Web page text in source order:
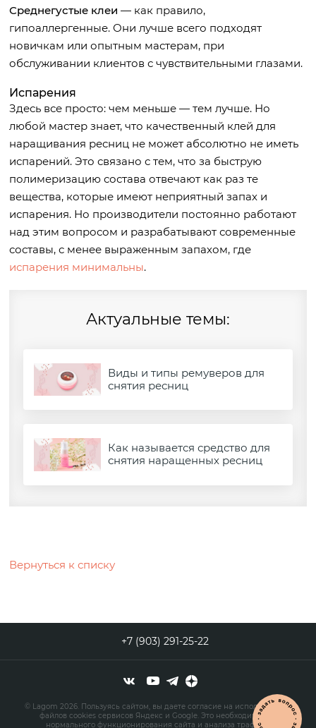
Среднегустые клеи — как правило,
гипоаллергенные. Они лучше всего подходят
новичкам или опытным мастерам, при
обслуживании клиентов с чувствительными глазами.
Испарения
Здесь все просто: чем меньше — тем лучше. Но
любой мастер знает, что качественный клей для
наращивания ресниц не может абсолютно не иметь
испарений. Это связано с тем, что за быструю
полимеризацию состава отвечают как раз те
вещества, которые имеют неприятный запах и
испарения. Но производители постоянно работают
над этим вопросом и разрабатывают современные
составы, с менее выраженным запахом, где
испарения минимальны.
Актуальные темы:
Виды и типы ремуверов для
снятия ресниц
Как называется средство для
снятия наращенных ресниц
Вернуться к списку
+7 (903) 291-25-22
© Lagom 2026. Пользуясь сайтом, вы даете согласие на использование
файлов cookies сервисов Яндекс и Google. Это необходимо для
нормального функционирования сайта и анализа трафика.